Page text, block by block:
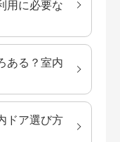
用に必要な
ある？室内
ドア選び方